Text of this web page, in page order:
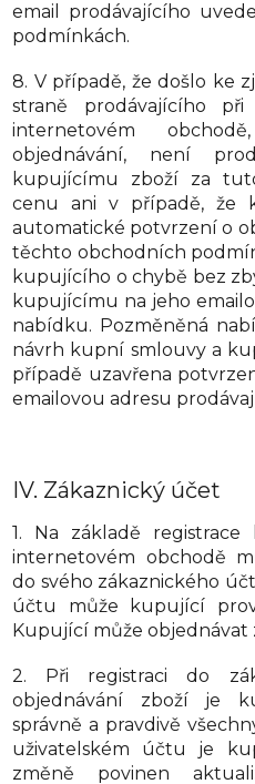
email prodávajícího
podmínkách.
8. V případě, že došlo ke
straně prodávajícího
internetovém
objednávání, není
kupujícímu zboží za
cenu ani v případě, že
automatické potvrzení o
těchto obchodních
kupujícího o chybě bez
kupujícímu na jeho
nabídku. Pozměněná
návrh kupní smlouvy a
případě uzavřena
emailovou adresu
IV. Zákaznický účet
1. Na základě
internetovém obchodě
do svého zákaznického
účtu může kupující
Kupující může objednávat
2. Při registraci do
objednávání zboží je
správně a pravdivě
uživatelském účtu je
změně povinen